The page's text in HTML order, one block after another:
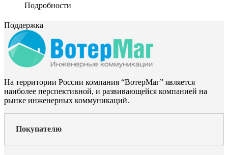
Подробности
Поддержка
На территории России компания “ВотерМаг” является
наиболее перспективной, и развивающейся компанией на
рынке инженерных коммуникаций.
Покупателю